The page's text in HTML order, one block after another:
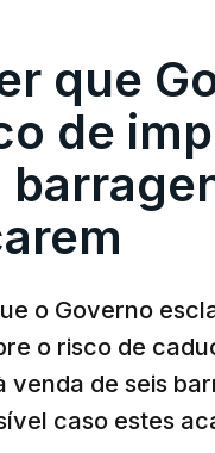
para a
com a
pelo mesmo
aos últimos dias,
aos seus
um mês sem
Nova
que
de
o Governo
o risco de
venda de seis
caso estes